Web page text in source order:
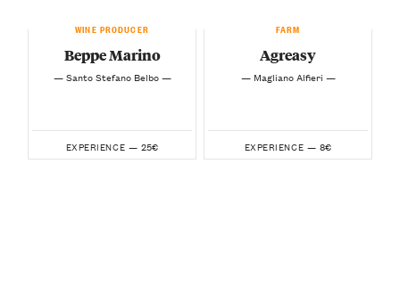
WINE PRODUCER
Beppe Marino
— Santo Stefano Belbo —
EXPERIENCE — 25€
FARM
Agreasy
— Magliano Alfieri —
EXPERIENCE — 8€